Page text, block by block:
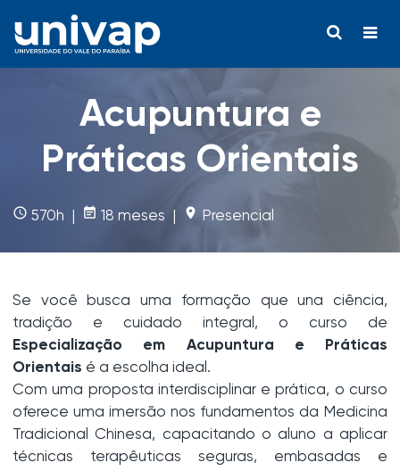
Acupuntura e
Práticas Orientais
access_time 570h | event_note 18 meses | room Presencial
Se você busca uma formação que una ciência,
tradição e cuidado integral, o curso de
Especialização em Acupuntura e Práticas
Orientais é a escolha ideal.
Com uma proposta interdisciplinar e prática, o curso
oferece uma imersão nos fundamentos da Medicina
Tradicional Chinesa, capacitando o aluno a aplicar
técnicas terapêuticas seguras, embasadas e